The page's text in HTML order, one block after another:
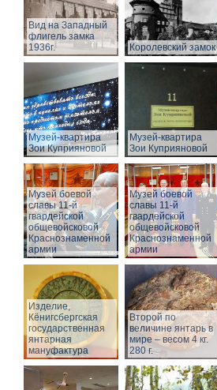
Вид на Западный
флигель замка
1936г.
Королевский замок
Музей-квартира
Зои Куприяновой
Музей-квартира
Зои Куприяновой
Музей боевой
славы 11-й
гвардейской
общевойсковой
Краснознаменной
армии
Музей боевой
славы 11-й
гвардейской
общевойсковой
Краснознаменной
армии
Изделие,
Кёнигсбергская
государственная
янтарная
мануфактура
Второй по
величине янтарь в
мире – весом 4 кг.
280 г.